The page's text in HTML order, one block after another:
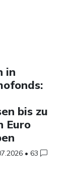
in
bis zu
Euro
• 63